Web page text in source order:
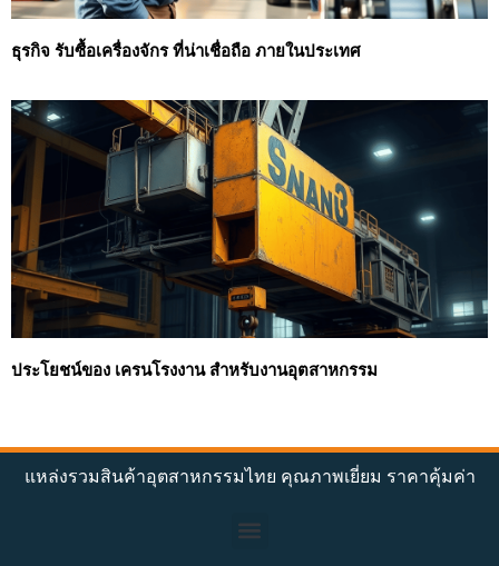
ธุรกิจ รับซื้อเครื่องจักร ที่น่าเชื่อถือ ภายในประเทศ
ประโยชน์ของ เครนโรงงาน สำหรับงานอุตสาหกรรม
แหล่งรวมสินค้าอุตสาหกรรมไทย คุณภาพเยี่ยม ราคาคุ้มค่า